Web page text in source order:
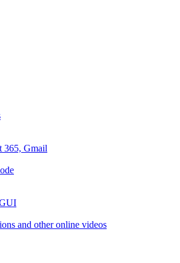
365, Gmail
and other online videos